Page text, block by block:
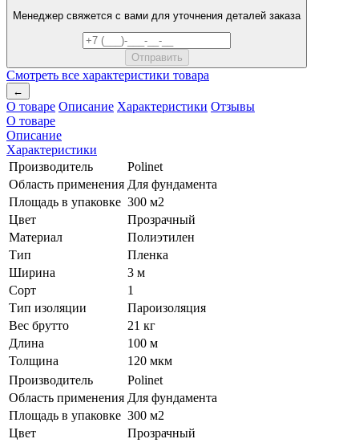
Менеджер свяжется с вами для уточнения деталей заказа
Смотреть все характеристики товара
←
О товаре Описание Характеристики Отзывы
О товаре
Описание
Характеристики
Производитель
Polinet
Область применения Для фундамента
Площадь в упаковке 300 м2
Цвет
Прозрачный
Материал
Полиэтилен
Тип
Пленка
Ширина
3 м
Сорт
1
Тип изоляции
Пароизоляция
Вес брутто
21 кг
Длина
100 м
Толщина
120 мкм
Производитель
Polinet
Область применения Для фундамента
Площадь в упаковке 300 м2
Цвет
Прозрачный